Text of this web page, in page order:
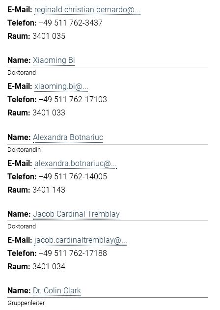
reginald.christian.bernardo@...
+49 511 762-3437
3401 035
Xiaoming Bi
Doktorand
xiaoming.bi@...
+49 511 762-17103
3401 033
Alexandra Botnariuc
Doktorandin
alexandra.botnariuc@...
+49 511 762-14005
3401 143
Jacob Cardinal Tremblay
Doktorand
jacob.cardinaltremblay@...
+49 511 762-17188
3401 034
Dr. Colin Clark
Gruppenleiter